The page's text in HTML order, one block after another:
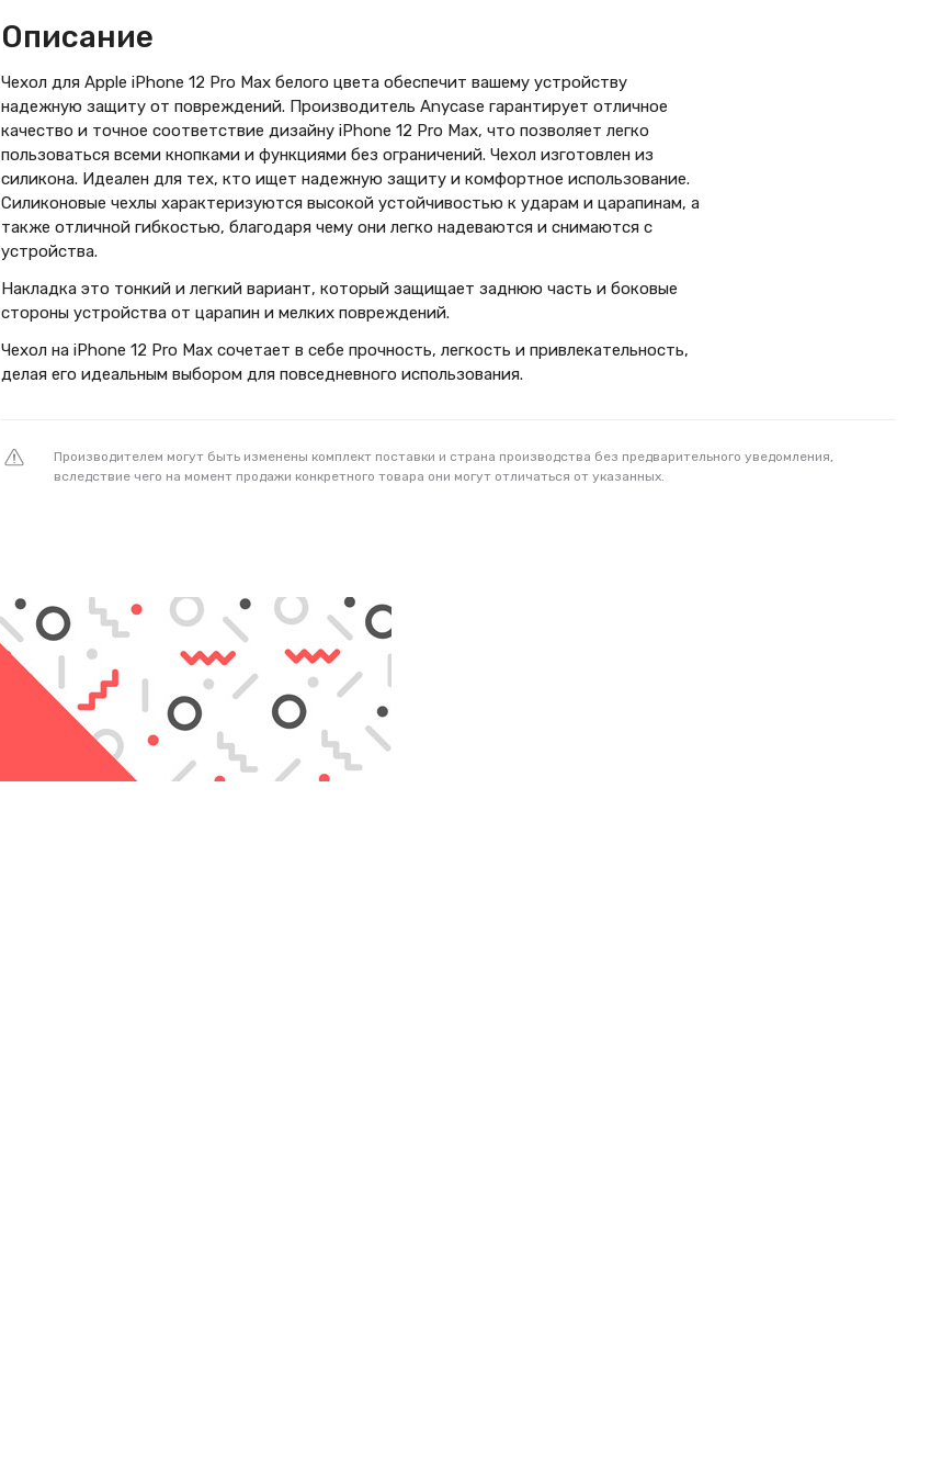
Описание
Чехол для Apple iPhone 12 Pro Max белого цвета обеспечит вашему устройству
надежную защиту от повреждений. Производитель Anycase гарантирует отличное
качество и точное соответствие дизайну iPhone 12 Pro Max, что позволяет легко
пользоваться всеми кнопками и функциями без ограничений. Чехол изготовлен из
силикона. Идеален для тех, кто ищет надежную защиту и комфортное использование.
Силиконовые чехлы характеризуются высокой устойчивостью к ударам и царапинам, а
также отличной гибкостью, благодаря чему они легко надеваются и снимаются с
устройства.
Накладка это тонкий и легкий вариант, который защищает заднюю часть и боковые
стороны устройства от царапин и мелких повреждений.
Чехол на iPhone 12 Pro Max сочетает в себе прочность, легкость и привлекательность,
делая его идеальным выбором для повседневного использования.
Производителем могут быть изменены комплект поставки и страна производства без предварительного уведомления,
вследствие чего на момент продажи конкретного товара они могут отличаться от указанных.